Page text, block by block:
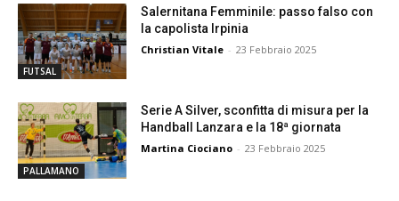
FUTSAL
Salernitana Femminile: passo falso con
la capolista Irpinia
Christian Vitale - 23 Febbraio 2025
PALLAMANO
Serie A Silver, sconfitta di misura per la
Handball Lanzara e la 18ª giornata
Martina Ciociano - 23 Febbraio 2025